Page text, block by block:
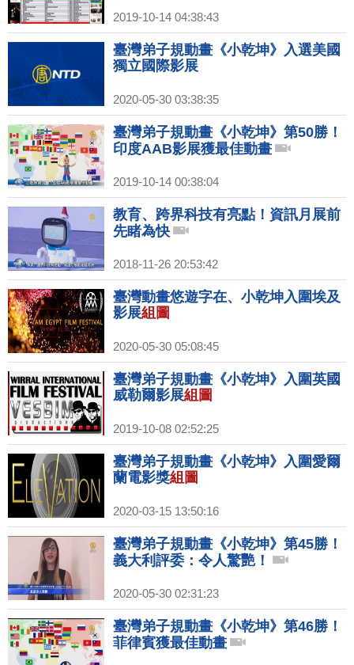
2019-10-14 04:38:43
臺灣弟子規動畫《小乾坤》入選美國
獨立國際影展
2020-05-30 03:38:35
臺灣弟子規動畫《小乾坤》第50勝！
印度AAB影展獲最佳動畫
2019-10-14 00:38:04
教育、跨界科技有亮點！資訊月展前
先睹為快
2018-11-26 20:53:42
臺灣動畫悠遊字在、小乾坤入圍埃及
影展組圖
2020-05-30 05:08:45
臺灣弟子規動畫《小乾坤》入圍英國
威勒爾影展組圖
2019-10-08 02:52:25
臺灣弟子規動畫《小乾坤》入圍愛爾
蘭電影獎組圖
2020-03-15 13:50:16
臺灣弟子規動畫《小乾坤》第45勝！
義大利評委：令人驚艷！
2020-05-30 02:31:23
臺灣弟子規動畫《小乾坤》第46勝！
菲律賓獲最佳動畫